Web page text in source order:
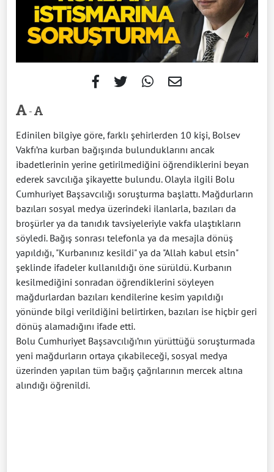
-
Edinilen bilgiye göre, farklı şehirlerden 10 kişi, Bolsev
Vakfı’na kurban bağışında bulunduklarını ancak
ibadetlerinin yerine getirilmediğini öğrendiklerini beyan
ederek savcılığa şikayette bulundu. Olayla ilgili Bolu
Cumhuriyet Başsavcılığı soruşturma başlattı. Mağdurların
bazıları sosyal medya üzerindeki ilanlarla, bazıları da
broşürler ya da tanıdık tavsiyeleriyle vakfa ulaştıkların
söyledi. Bağış sonrası telefonla ya da mesajla dönüş
yapıldığı, "Kurbanınız kesildi" ya da "Allah kabul etsin"
şeklinde ifadeler kullanıldığı öne sürüldü. Kurbanın
kesilmediğini sonradan öğrendiklerini söyleyen
mağdurlardan bazıları kendilerine kesim yapıldığı
yönünde bilgi verildiğini belirtirken, bazıları ise hiçbir geri
dönüş alamadığını ifade etti.
Bolu Cumhuriyet Başsavcılığı’nın yürüttüğü soruşturmada
yeni mağdurların ortaya çıkabileceği, sosyal medya
üzerinden yapılan tüm bağış çağrılarının mercek altına
alındığı öğrenildi.